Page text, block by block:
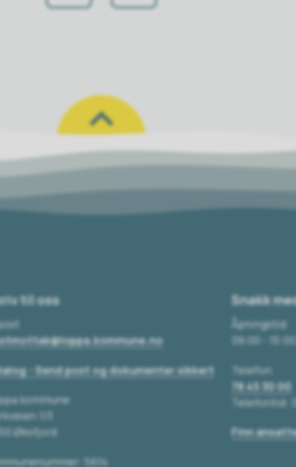
til oss
- Send post og dokumenter sikkert
kommune
1/3
Øksfjord
5614
Snakk
Åpningstid
09:00 - 15:00
Telefon
78 45 30 00
Telefontid:
Finn